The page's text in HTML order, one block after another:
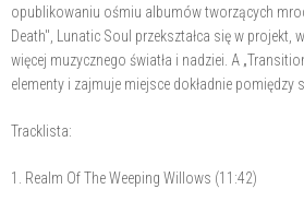
opublikowaniu ośmiu albumów tworzących
Death", Lunatic Soul przekształca się w projekt,
więcej muzycznego światła i nadziei. A
elementy i zajmuje miejsce dokładnie pomiędzy
Tracklista:
1. Realm Of The Weeping Willows (11:42)